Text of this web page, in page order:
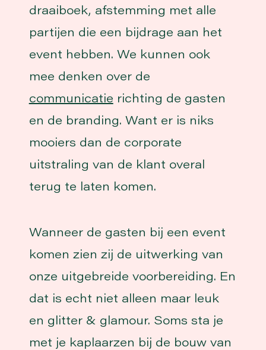
draaiboek, afstemming met alle
partijen die een bijdrage aan het
event hebben. We kunnen ook
mee denken over de
communicatie richting de gasten
en de branding. Want er is niks
mooiers dan de corporate
uitstraling van de klant overal
terug te laten komen.
Wanneer de gasten bij een event
komen zien zij de uitwerking van
onze uitgebreide voorbereiding. En
dat is echt niet alleen maar leuk
en glitter & glamour. Soms sta je
met je kaplaarzen bij de bouw van